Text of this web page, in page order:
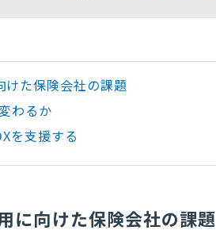
けた保険会社の課題
わるか
を支援する
に向けた保険会社の課題